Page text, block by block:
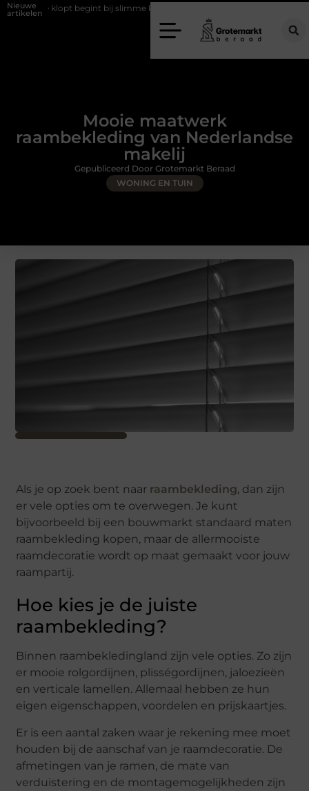
Nieuwe
artikelen
bij slimme keuzes Waarom kiezen voor een rijschool in
Mooie maatwerk
raambekleding van Nederlandse
makelij
WONING EN TUIN
Gepubliceerd Door Grotemarkt Beraad
Als je op zoek bent naar raambekleding, dan zijn
er vele opties om te overwegen. Je kunt
bijvoorbeeld bij een bouwmarkt standaard maten
raambekleding kopen, maar de allermooiste
raamdecoratie wordt op maat gemaakt voor jouw
raampartij.
Hoe kies je de juiste
raambekleding?
Binnen raambekledingland zijn vele opties. Zo zijn
er mooie rolgordijnen, plisségordijnen, jaloezieën
en verticale lamellen. Allemaal hebben ze hun
eigen eigenschappen, voordelen en prijskaartjes.
Er is een aantal zaken waar je rekening mee moet
houden bij de aanschaf van je raamdecoratie. De
afmetingen van je ramen, de mate van
verduistering en de montagemogelijkheden zijn